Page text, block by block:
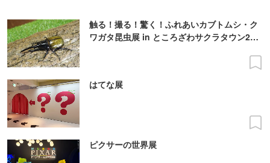
触る！撮る！驚く！ふれあいカブトムシ・ク
ワガタ昆虫展 in ところざわサクラタウン202
はてな展
ピクサーの世界展